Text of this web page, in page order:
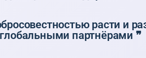
расти и
глобальными партнёрами ❞